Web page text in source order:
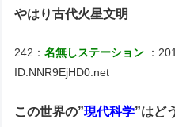
やはり古代火星文明
242：名無しステーション
：
ID:NNR9EjHD0.net
この世界の”現代科学”はど